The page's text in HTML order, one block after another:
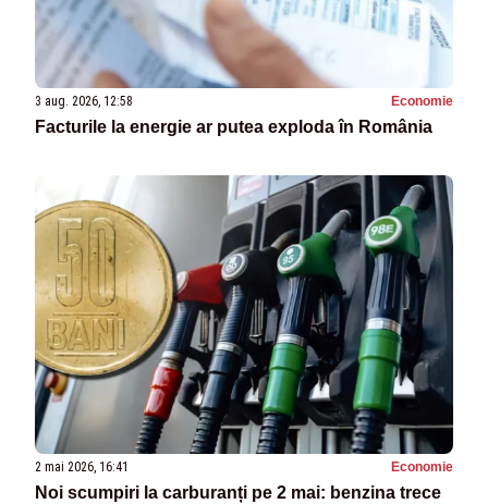
3 aug. 2026, 12:58 Economie
Facturile la energie ar putea exploda în România
2 mai 2026, 16:41 Economie
Noi scumpiri la carburanți pe 2 mai: benzina trece